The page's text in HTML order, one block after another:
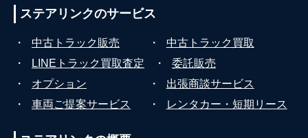
ステアリンクのサービス
・ 中古トラック販売 ・
中古トラック買取
・
LINEトラック買取査定 ・
委託販売
・
オプション ・
出張商談サービス
・
車両ご提案サービス ・ レンタカー・短期リース